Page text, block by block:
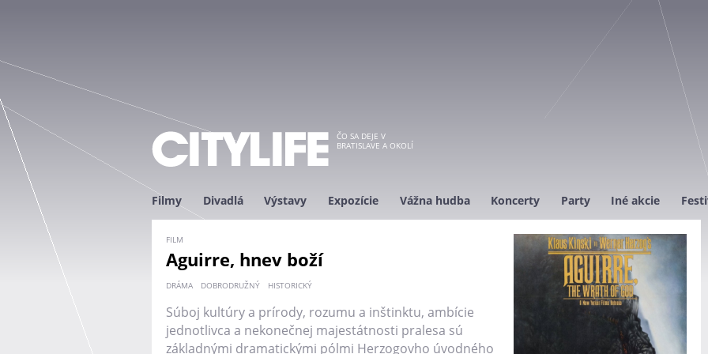
ČO SA DEJE V
BRATISLAVE A OKOLÍ
Filmy Divadlá Výstavy Expozície Vážna hudba Koncerty Party Iné akcie
FILM
Aguirre, hnev boží
DRÁMA DOBRODRUŽNÝ HISTORICKÝ
Súboj kultúry a prírody, rozumu a inštinktu, ambície
jednotlivca a nekonečnej majestátnosti pralesa sú
základnými dramatickými pólmi Herzogovho úvodného